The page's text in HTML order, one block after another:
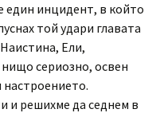
един инцидент, в който
той удари главата
Ели,
сериозно, освен
настроението.
и решихме да седнем в